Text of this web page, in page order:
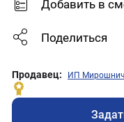
Добавить в
Поделиться
Продавец: ИП